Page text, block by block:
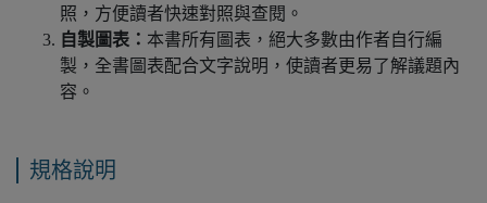
照，方便讀者快速對照與查閱。
自製圖表 ： 本書所有圖表，絕大多數由作者自行編
製，全書圖表配合文字說明，使讀者更易了解議題內
容。
規格說明